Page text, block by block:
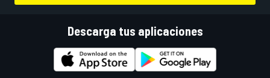
Descarga tus aplicaciones